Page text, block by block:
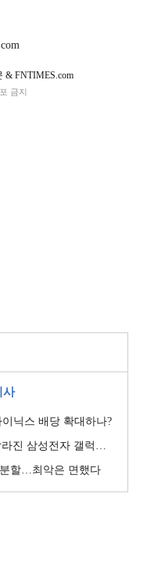
& FNTIMES.com
금지
사
닉스 배당 확대하나?
전자 갤럭시 마케팅?
할…최악은 면했다